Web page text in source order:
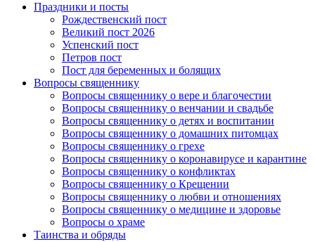
Праздники и посты
Рождественский пост
Великий пост 2026
Успенский пост
Петров пост
Пост для беременных и болящих
Вопросы священнику
Вопросы священнику о вере и благочестии
Вопросы священнику о венчании и свадьбе
Вопросы священнику о детях и воспитании
Вопросы священнику о домашних питомцах
Вопросы священнику о грехе
Вопросы священнику о коронавирусе и карантине
Вопросы священнику о конфликтах
Вопросы священнику о Крещении
Вопросы священнику о любви и отношениях
Вопросы священнику о медицине и здоровье
Вопросы о храме
Таинства и обряды